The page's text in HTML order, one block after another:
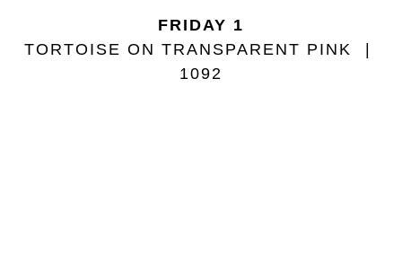
FRIDAY 1
TORTOISE ON TRANSPARENT PINK
1092